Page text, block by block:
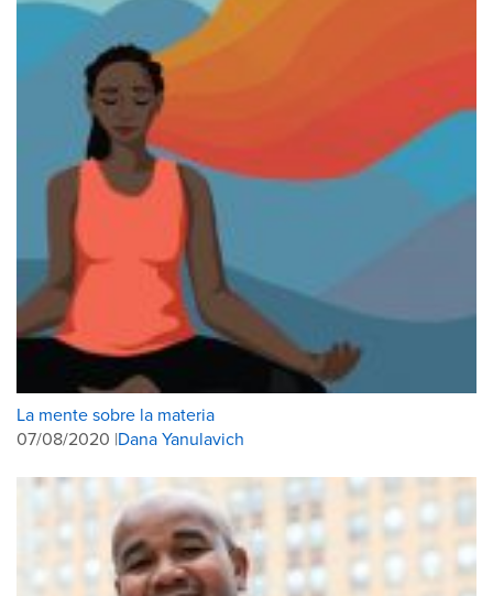
La mente sobre la materia
07/08/2020 |Dana Yanulavich